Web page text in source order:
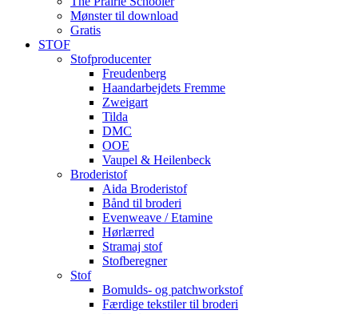
Mønster til download
Gratis
STOF
Stofproducenter
Freudenberg
Haandarbejdets Fremme
Zweigart
Tilda
DMC
OOE
Vaupel & Heilenbeck
Broderistof
Aida Broderistof
Bånd til broderi
Evenweave / Etamine
Hørlærred
Stramaj stof
Stofberegner
Stof
Bomulds- og patchworkstof
Færdige tekstiler til broderi